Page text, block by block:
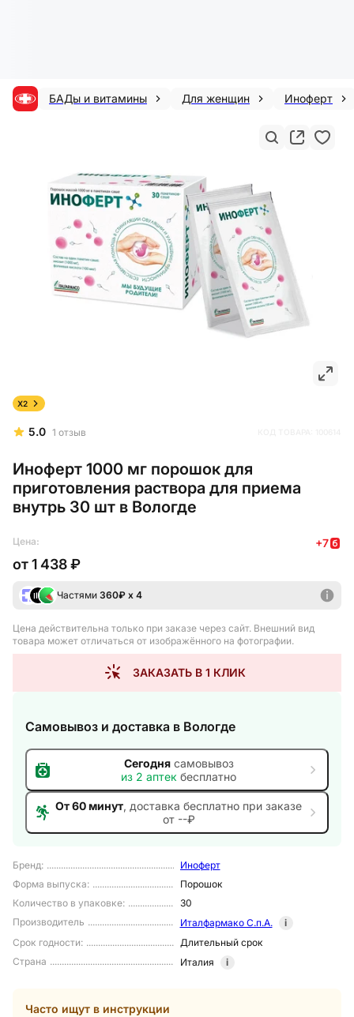
БАДы и витамины Для женщин Иноферт
5.0 1 отзыв
Иноферт 1000 мг порошок для
приготовления раствора для приема
внутрь 30 шт в Вологде
X2
Бренд:
Иноферт
Форма выпуска:
Порошок
Количество в упаковке:
30
Производитель
Италфармако С.п.А.
i
Срок годности:
Длительный срок
Страна
Италия i
Часто ищут в инструкции
Цена: +7
от1 438 ₽
Частями 360₽ х 4
Цена действительна только при заказе через сайт. Внешний вид
товара может отличаться от изображённого на фотографии.
ЗАКАЗАТЬ В 1 КЛИК
Самовывоз и доставка в Вологде
Сегоднясамовывоз
из 2 аптек бесплатно
От 60 минут, доставка бесплатно при заказе
от --₽